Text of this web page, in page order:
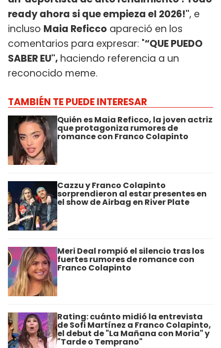
ready ahora si que empieza el 2026!", e
incluso Maia Reficco apareció en los
comentarios para expresar: "“QUE PUEDO
SABER EU", haciendo referencia a un
reconocido meme.
TAMBIÉN TE PUEDE INTERESAR
Quién es Maia Reficco, la joven actriz
que protagoniza rumores de
romance con Franco Colapinto
Cazzu y Franco Colapinto
sorprendieron al estar presentes en
el show de Airbag en River Plate
Meri Deal rompió el silencio tras los
fuertes rumores de romance con
Franco Colapinto
Rating: cuánto midió la entrevista
de Sofi Martínez a Franco Colapinto,
el debut de "La Mañana con Moria" y
"Tarde o Temprano"